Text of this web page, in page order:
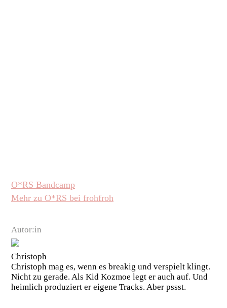
Autor:in
Christoph
Christoph mag es, wenn es breakig und verspielt klingt.
Nicht zu gerade. Als Kid Kozmoe legt er auch auf. Und
heimlich produziert er eigene Tracks. Aber pssst.
O*RS Bandcamp
Mehr zu O*RS bei frohfroh